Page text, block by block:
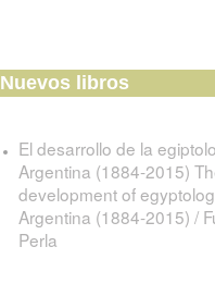
Nuevos libros
El desarrollo de la
Argentina (1884-2015)
development of
Argentina (1884-2015) /
Perla